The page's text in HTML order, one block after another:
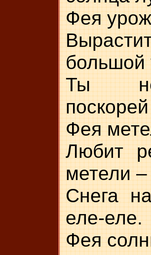
Фея
большой
Ты
Фея
Любит
метели –
Снега
еле-еле.
Фея